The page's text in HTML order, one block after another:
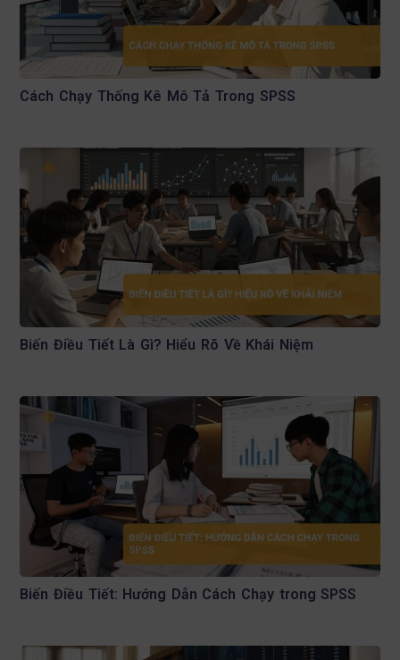
Cách Chạy Thống Kê Mô Tả Trong SPSS
Biến Điều Tiết Là Gì? Hiểu Rõ Về Khái Niệm
Biến Điều Tiết: Hướng Dẫn Cách Chạy trong SPSS